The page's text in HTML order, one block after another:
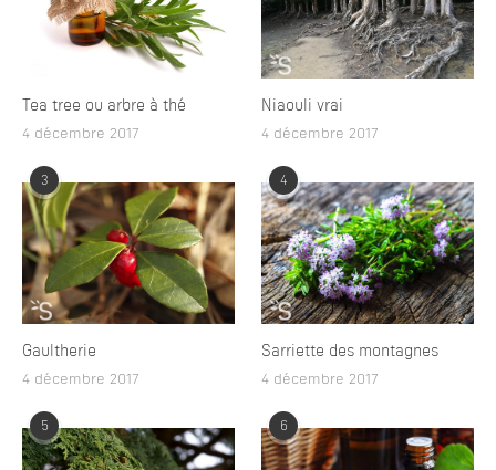
Tea tree ou arbre à thé
4 décembre 2017
Niaouli vrai
4 décembre 2017
3
Gaultherie
4 décembre 2017
4
Sarriette des montagnes
4 décembre 2017
5 6